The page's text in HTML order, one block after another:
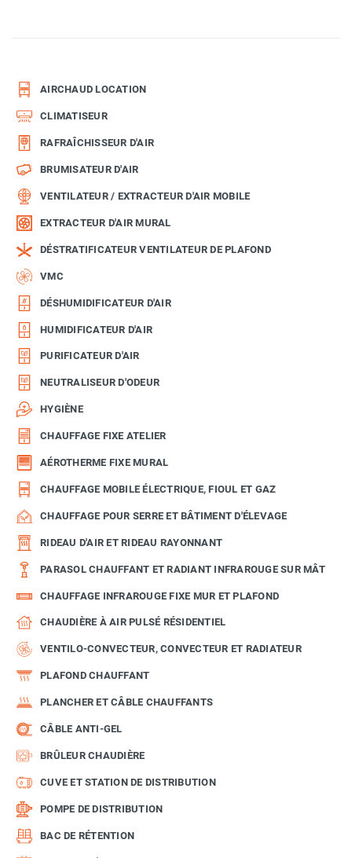
AIRCHAUD LOCATION
CLIMATISEUR
RAFRAÎCHISSEUR D'AIR
BRUMISATEUR D'AIR
VENTILATEUR / EXTRACTEUR D'AIR MOBILE
EXTRACTEUR D'AIR MURAL
DÉSTRATIFICATEUR VENTILATEUR DE PLAFOND
VMC
DÉSHUMIDIFICATEUR D'AIR
HUMIDIFICATEUR D'AIR
PURIFICATEUR D'AIR
NEUTRALISEUR D'ODEUR
HYGIÈNE
CHAUFFAGE FIXE ATELIER
AÉROTHERME FIXE MURAL
CHAUFFAGE MOBILE ÉLECTRIQUE, FIOUL ET GAZ
CHAUFFAGE POUR SERRE ET BÂTIMENT D'ÉLEVAGE
RIDEAU D'AIR ET RIDEAU RAYONNANT
PARASOL CHAUFFANT ET RADIANT INFRAROUGE SUR MÂT
CHAUFFAGE INFRAROUGE FIXE MUR ET PLAFOND
CHAUDIÈRE À AIR PULSÉ RÉSIDENTIEL
VENTILO-CONVECTEUR, CONVECTEUR ET RADIATEUR
PLAFOND CHAUFFANT
PLANCHER ET CÂBLE CHAUFFANTS
CÂBLE ANTI-GEL
BRÛLEUR CHAUDIÈRE
CUVE ET STATION DE DISTRIBUTION
POMPE DE DISTRIBUTION
BAC DE RÉTENTION